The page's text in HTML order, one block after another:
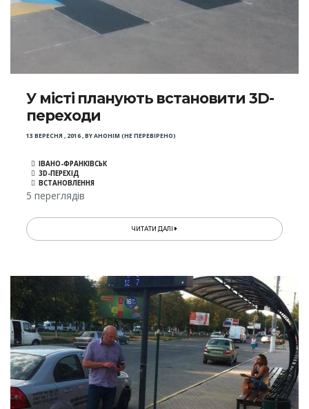
У місті планують встановити 3D-
переходи
13 ВЕРЕСНЯ , 2016,BYАНОНІМ (НЕ ПЕРЕВІРЕНО)
ІВАНО-ФРАНКІВСЬК
3D-ПЕРЕХІД
ВСТАНОВЛЕННЯ
5 переглядів
ЧИТАТИ ДАЛІ